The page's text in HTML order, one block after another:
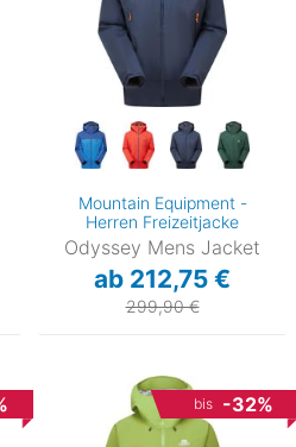
Mountain Equipment -
Herren Freizeitjacke
Odyssey Mens Jacket
ab 212,75 €
299,90 €
bis -32%